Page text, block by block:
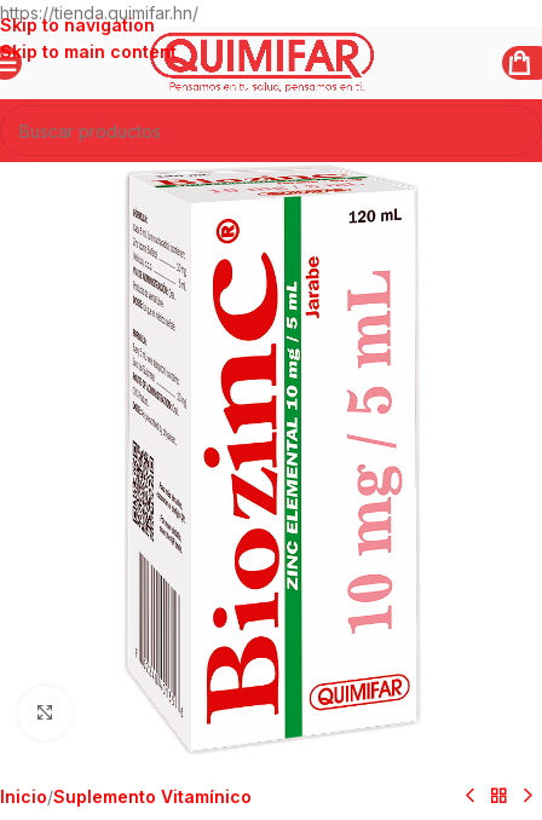
https://tienda.quimifar.hn/
Skip to navigation
Skip to main content
Clic para ampliar
Inicio/Suplemento Vitamínico